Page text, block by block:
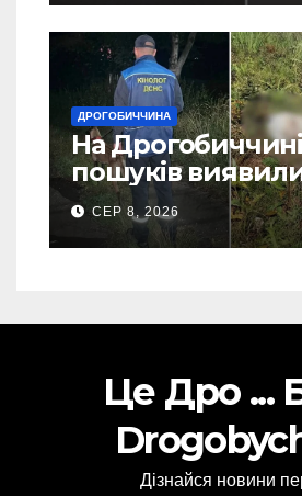
ДРОГОБИЧЧИНА
На
пошуків
зниклого
СЕР 8, 2026
Це Дро ...
Дізнайся новини